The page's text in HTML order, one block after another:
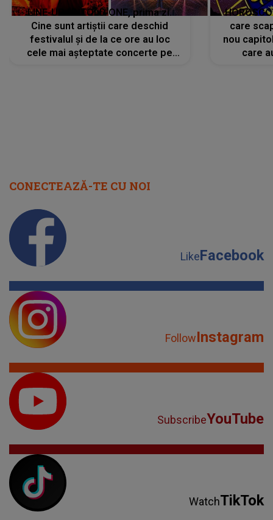
LINE-UP UNTOLD ONE, prima zi.
Cine sunt artiștii care deschid
festivalul și de la ce ore au loc
cele mai așteptate concerte pe
care
nou
care
CONECTEAZĂ-TE CU NOI
LikeFacebook
FollowInstagram
SubscribeYouTube
WatchTikTok